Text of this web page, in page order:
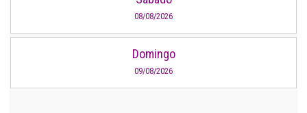
08/08/2026
Domingo
09/08/2026